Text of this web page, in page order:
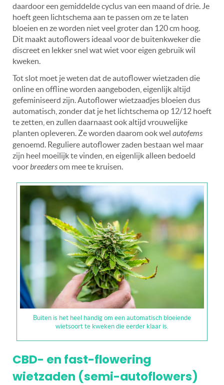
daardoor een gemiddelde cyclus van een maand of drie. Je
hoeft geen lichtschema aan te passen om ze te laten
bloeien en ze worden niet veel groter dan 120 cm hoog.
Dit maakt autoflowers ideaal voor de buitenkweker die
discreet en lekker snel wat wiet voor eigen gebruik wil
kweken.
Tot slot moet je weten dat de autoflower wietzaden die
online en offline worden aangeboden, eigenlijk altijd
gefeminiseerd zijn. Autoflower wietzaadjes bloeien dus
automatisch, zonder dat je het lichtschema op 12/12 hoeft
te zetten, en zullen daarnaast ook altijd vrouwelijke
planten opleveren. Ze worden daarom ook wel autofems
genoemd. Reguliere autoflower zaden bestaan wel maar
zijn heel moeilijk te vinden, en eigenlijk alleen bedoeld
voorbreedersom mee te kruisen.
Buiten is het heel handig om een automatisch bloeiende
wietsoort te kweken die eerder klaar is.
CBD- en fast-flowering
wietzaden (semi-autoflowers)